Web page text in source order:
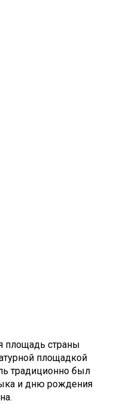
площадь страны
площадкой
традиционно был
и дню рождения